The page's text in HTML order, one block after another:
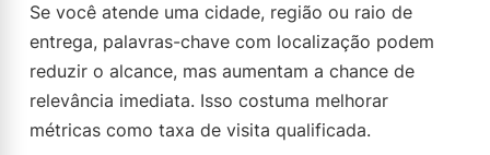
Se você atende uma cidade, região ou raio de
entrega, palavras-chave com localização podem
reduzir o alcance, mas aumentam a chance de
relevância imediata. Isso costuma melhorar
métricas como taxa de visita qualificada.